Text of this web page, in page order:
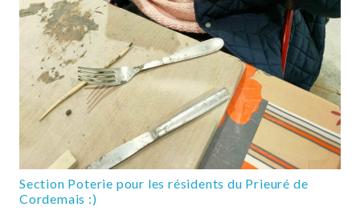
Section Poterie pour les résidents du Prieuré de
Cordemais :)